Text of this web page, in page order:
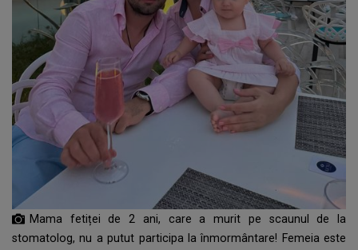
Mama fetiței de 2 ani, care a murit pe scaunul de la
stomatolog, nu a putut participa la înmormântare! Femeia este